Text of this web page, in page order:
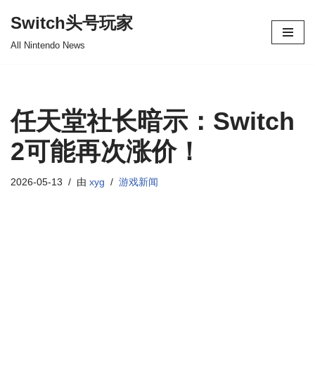
Switch头号玩家
All Nintendo News
任天堂社长暗示：Switch
2可能再次涨价！
2026-05-13 由 xyg 游戏新闻